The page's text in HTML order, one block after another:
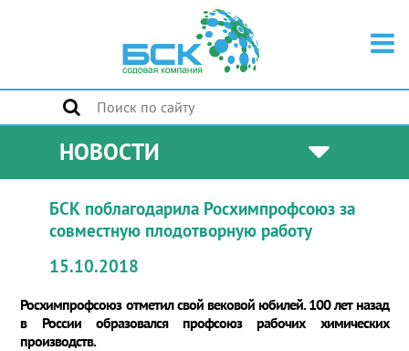
НОВОСТИ
БСК поблагодарила Росхимпрофсоюз за
совместную плодотворную работу
15.10.2018
Росхимпрофсоюз отметил свой вековой юбилей. 100 лет назад
в России образовался профсоюз рабочих химических
производств.